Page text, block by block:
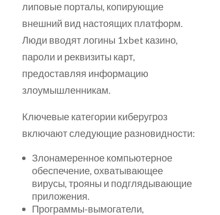
липовые порталы, копирующие
внешний вид настоящих платформ.
Люди вводят логины 1xbet казино,
пароли и реквизиты карт,
предоставляя информацию
злоумышленникам.
Ключевые категории киберугроз
включают следующие разновидности:
Злонамеренное компьютерное
обеспечение, охватывающее
вирусы, трояны и подглядывающие
приложения.
Программы-вымогатели,